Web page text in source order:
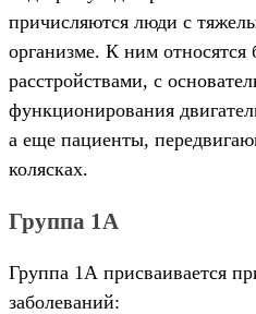
причисляются люди с
организме. К ним
расстройствами, с
функционирования
а еще пациенты,
колясках.
Группа 1А
Группа 1А присваивается
заболеваний: